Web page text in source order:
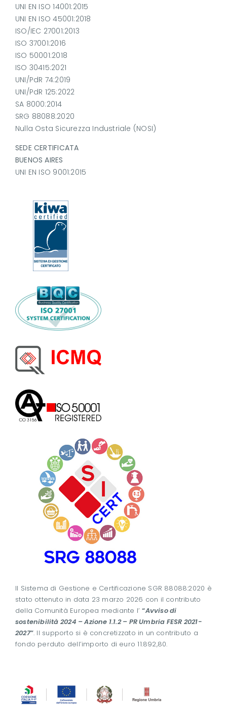
UNI EN ISO 14001:2015
UNI EN ISO 45001:2018
ISO/IEC 27001:2013
ISO 37001:2016
ISO 50001:2018
ISO 30415:2021
UNI/PdR 74:2019
UNI/PdR 125:2022
SA 8000:2014
SRG 88088:2020
Nulla Osta Sicurezza Industriale (NOSI)
SEDE CERTIFICATA
BUENOS AIRES
UNI EN ISO 9001:2015
Il Sistema di Gestione e Certificazione SGR 88088:2020 è
stato ottenuto in data 23 marzo 2026 con il contributo
della Comunità Europea mediante l’“Avviso di
sostenibilità 2024 – Azione 1.1.2 – PR Umbria FESR 2021-
2027”. Il supporto si è concretizzato in un contributo a
fondo perduto dell’importo di euro 11.892,80.